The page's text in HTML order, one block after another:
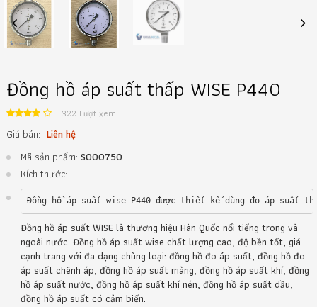
Previous
Đồng hồ áp suất thấp WISE P440
322 Lượt xem
Giá bán: Liên hệ
Mã sản phẩm: S000750
Kích thước:
Đồng hồ áp suất wise P440 được thiết kế dùng đo áp suất
Đồng hồ áp suất WISE là thương hiệu Hàn Quốc nổi tiếng trong và
ngoài nước. Đồng hồ áp suất wise chất lượng cao, độ bền tốt, giá
cạnh trang với đa dạng chùng loại: đồng hồ đo áp suất, đồng hồ đo
áp suất chênh áp, đồng hồ áp suất màng, đồng hồ áp suất khí, đồng
hồ áp suất nước, đồng hồ áp suất khí nén, đồng hồ áp suất dầu,
đồng hồ áp suất có cảm biến.